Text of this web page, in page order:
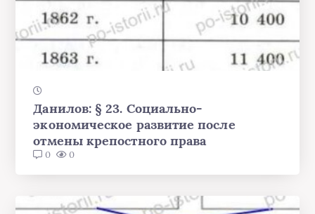
Данилов: § 23. Социально-
экономическое развитие после
отмены крепостного права
0 0